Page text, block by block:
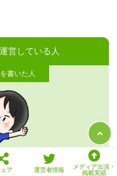
営している人
ノビ
ア 運営者情報
メディア出演・
掲載実績